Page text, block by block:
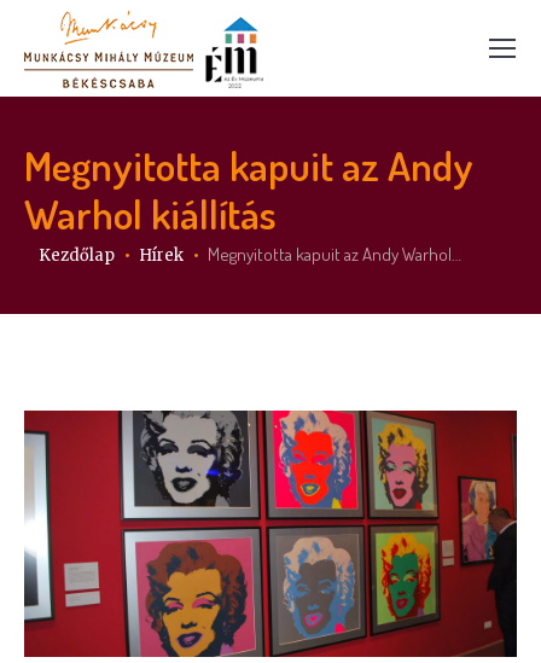
Megnyitotta kapuit az Andy
Warhol kiállítás
Itt vagy:
Kezdőlap Hírek Megnyitotta kapuit az Andy Warhol…